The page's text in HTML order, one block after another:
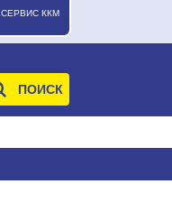
СЕРВИС ККМ